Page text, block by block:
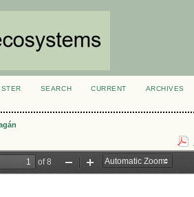
SEARCH CURRENT
ARCHIVES